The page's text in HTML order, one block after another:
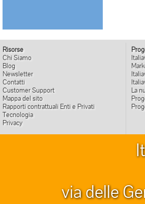
Risorse
Chi Siamo
Blog
Newsletter
Contatti
Customer Support
Mappa del sito
Rapporti contrattuali Enti e Privati
Tecnologia
Privacy
La
via delle